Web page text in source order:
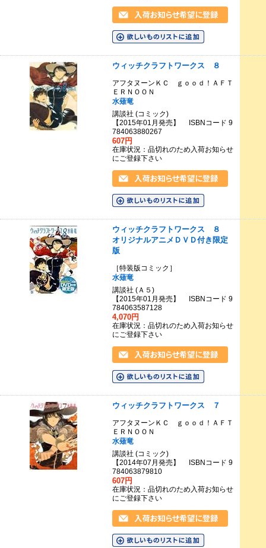
ウィッチクラフトワークス ８
アフタヌーンＫＣ ｇｏｏｄ！ＡＦＴ
ＥＲＮＯＯＮ
水薙竜
講談社 (コミック)
【2015年01月発売】 ISBNコード 9
784063880267
607円
在庫状況：品切れのため入荷お知らせ
にご登録下さい
ウィッチクラフトワークス ８
オリジナルアニメＤＶＤ付き限定
版
［特装版コミック］
水薙竜
講談社 (Ａ５)
【2015年01月発売】 ISBNコード 9
784063587128
4,070円
在庫状況：品切れのため入荷お知らせ
にご登録下さい
ウィッチクラフトワークス ７
アフタヌーンＫＣ ｇｏｏｄ！ＡＦＴ
ＥＲＮＯＯＮ
水薙竜
講談社 (コミック)
【2014年07月発売】 ISBNコード 9
784063879810
607円
在庫状況：品切れのため入荷お知らせ
にご登録下さい